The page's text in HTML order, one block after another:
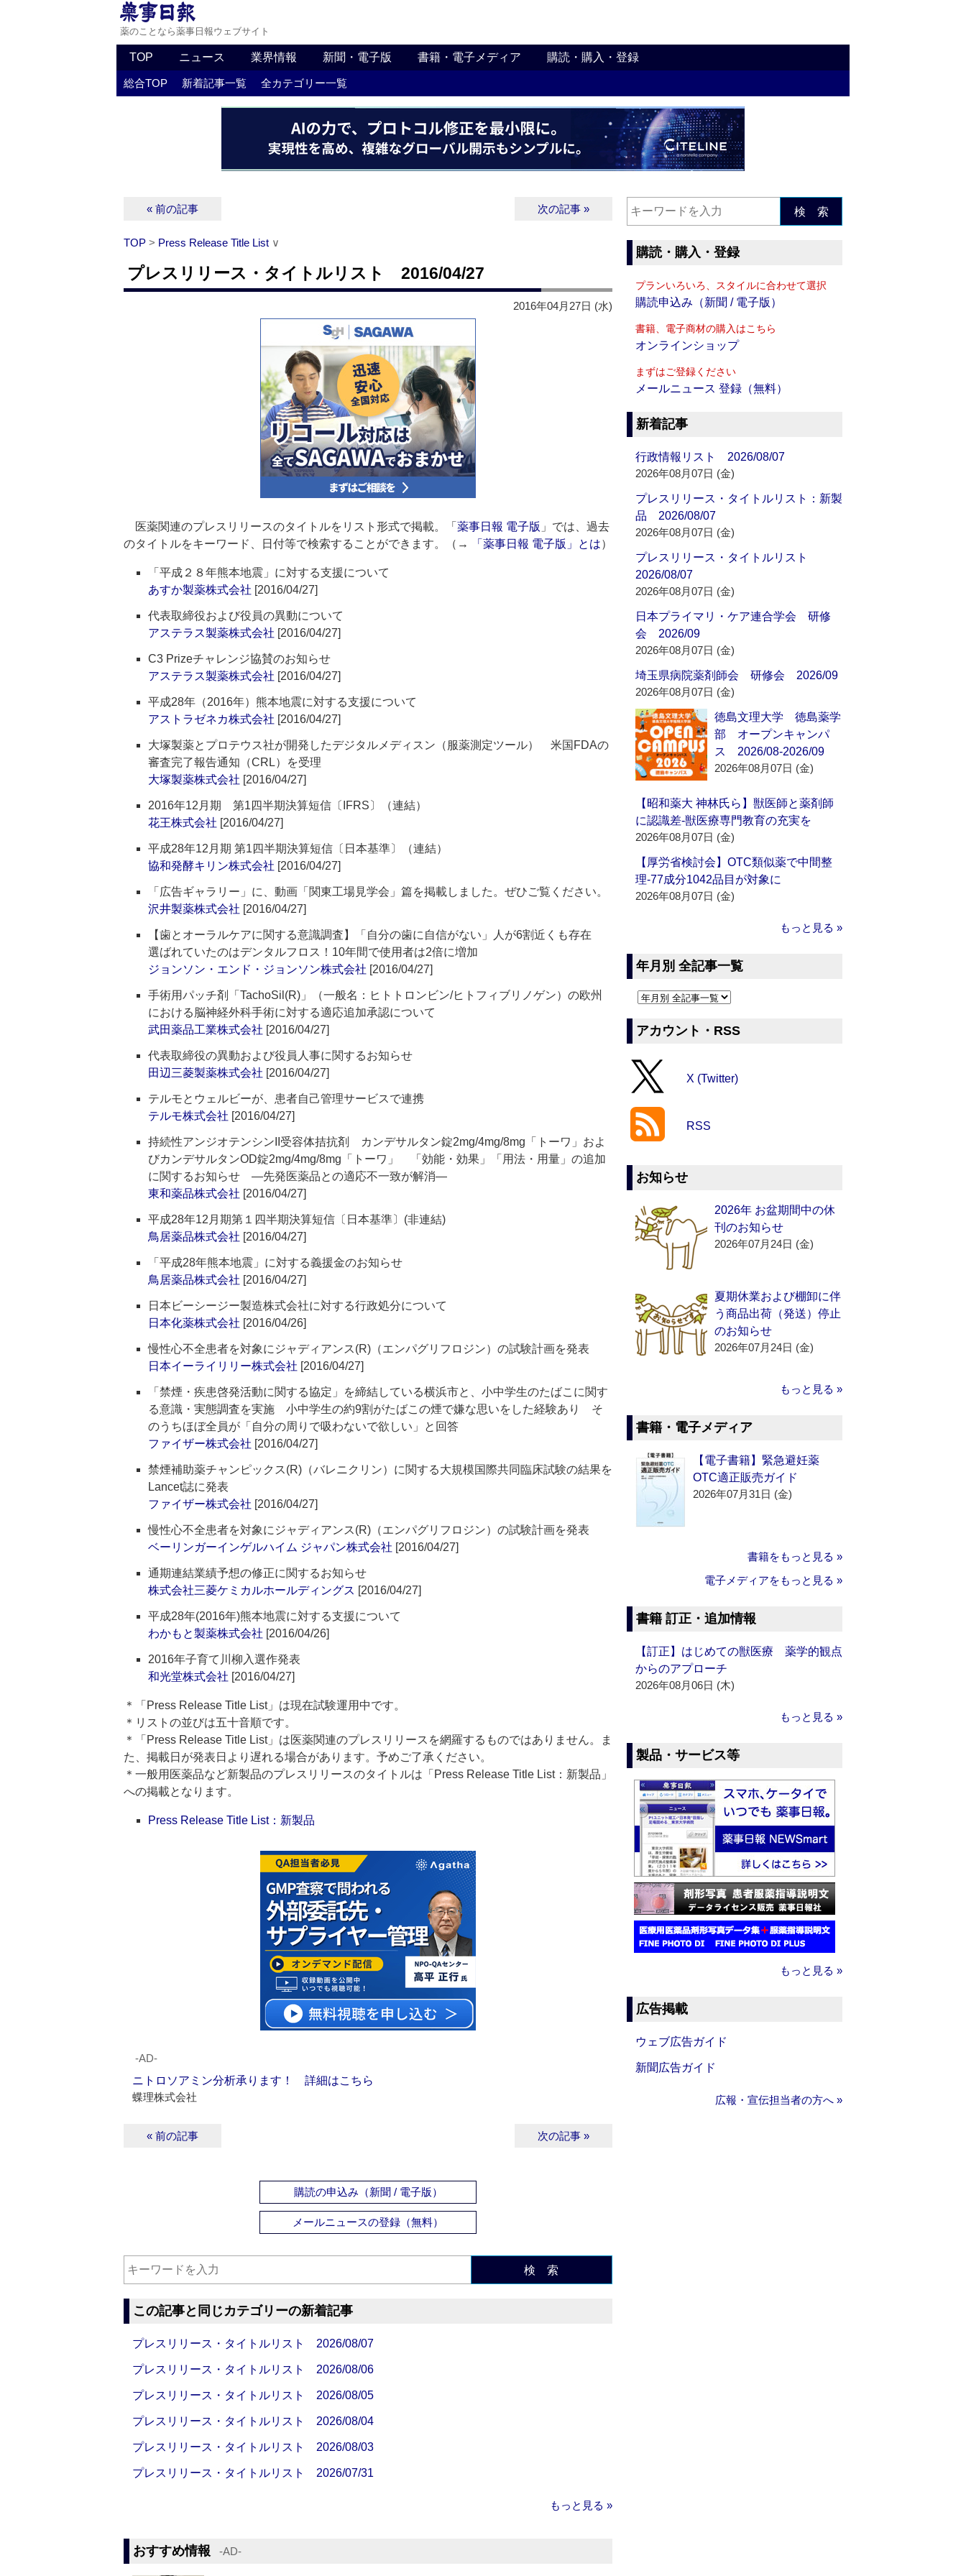
薬のことなら薬事日報ウェブサイト
TOP ニュース 業界情報 新聞・電子版 書籍・電子メディア 購読・購入・登録
総合TOP 新着記事一覧 全カテゴリー一覧
« 前の記事 次の記事 »
TOP > Press Release Title List ∨
プレスリリース・タイトルリスト 2016/04/27
2016年04月27日 (水)
医薬関連のプレスリリースのタイトルをリスト形式で掲載。「 薬事日報 電子版 」では、過去
のタイトルをキーワード、日付等で検索することができます。（→
「薬事日報 電子版」とは）
「平成２８年熊本地震」に対する支援について
あすか製薬株式会社 [2016/04/27]
代表取締役および役員の異動について
アステラス製薬株式会社 [2016/04/27]
C3 Prizeチャレンジ協賛のお知らせ
アステラス製薬株式会社 [2016/04/27]
平成28年（2016年）熊本地震に対する支援について
アストラゼネカ株式会社 [2016/04/27]
大塚製薬とプロテウス社が開発したデジタルメディスン（服薬測定ツール） 米国FDAの
審査完了報告通知（CRL）を受理
大塚製薬株式会社 [2016/04/27]
2016年12月期 第1四半期決算短信〔IFRS〕（連結）
花王株式会社 [2016/04/27]
平成28年12月期 第1四半期決算短信〔日本基準〕（連結）
協和発酵キリン株式会社 [2016/04/27]
「広告ギャラリー」に、動画「関東工場見学会」篇を掲載しました。ぜひご覧ください。
沢井製薬株式会社 [2016/04/27]
【歯とオーラルケアに関する意識調査】「自分の歯に自信がない」人が6割近くも存在
選ばれていたのはデンタルフロス！10年間で使用者は2倍に増加
ジョンソン・エンド・ジョンソン株式会社 [2016/04/27]
手術用パッチ剤「TachoSil(R)」（一般名：ヒトトロンビン/ヒトフィブリノゲン）の欧州
における脳神経外科手術に対する適応追加承認について
武田薬品工業株式会社 [2016/04/27]
代表取締役の異動および役員人事に関するお知らせ
田辺三菱製薬株式会社 [2016/04/27]
テルモとウェルビーが、患者自己管理サービスで連携
テルモ株式会社 [2016/04/27]
持続性アンジオテンシンII受容体拮抗剤 カンデサルタン錠2mg/4mg/8mg「トーワ」およ
びカンデサルタンOD錠2mg/4mg/8mg「トーワ」 「効能・効果」「用法・用量」の追加
に関するお知らせ ―先発医薬品との適応不一致が解消―
東和薬品株式会社 [2016/04/27]
平成28年12月期第１四半期決算短信〔日本基準〕(非連結)
鳥居薬品株式会社 [2016/04/27]
「平成28年熊本地震」に対する義援金のお知らせ
鳥居薬品株式会社 [2016/04/27]
日本ビーシージー製造株式会社に対する行政処分について
日本化薬株式会社 [2016/04/26]
慢性心不全患者を対象にジャディアンス(R)（エンパグリフロジン）の試験計画を発表
日本イーライリリー株式会社 [2016/04/27]
「禁煙・疾患啓発活動に関する協定」を締結している横浜市と、小中学生のたばこに関す
る意識・実態調査を実施 小中学生の約9割がたばこの煙で嫌な思いをした経験あり そ
のうちほぼ全員が「自分の周りで吸わないで欲しい」と回答
ファイザー株式会社 [2016/04/27]
禁煙補助薬チャンピックス(R)（バレニクリン）に関する大規模国際共同臨床試験の結果を
Lancet誌に発表
ファイザー株式会社 [2016/04/27]
慢性心不全患者を対象にジャディアンス(R)（エンパグリフロジン）の試験計画を発表
ベーリンガーインゲルハイム ジャパン株式会社 [2016/04/27]
通期連結業績予想の修正に関するお知らせ
株式会社三菱ケミカルホールディングス [2016/04/27]
平成28年(2016年)熊本地震に対する支援について
わかもと製薬株式会社 [2016/04/26]
2016年子育て川柳入選作発表
和光堂株式会社 [2016/04/27]
＊「Press Release Title List」は現在試験運用中です。
＊リストの並びは五十音順です。
＊「Press Release Title List」は医薬関連のプレスリリースを網羅するものではありません。ま
た、掲載日が発表日より遅れる場合があります。予めご了承ください。
＊一般用医薬品など新製品のプレスリリースのタイトルは「Press Release Title List：新製品」
への掲載となります。
Press Release Title List：新製品
‐AD‐
ニトロソアミン分析承ります！ 詳細はこちら
蝶理株式会社
« 前の記事 次の記事 »
購読の申込み（新聞 / 電子版）
メールニュースの登録（無料）
検 索
この記事と同じカテゴリーの新着記事
プレスリリース・タイトルリスト 2026/08/07
プレスリリース・タイトルリスト 2026/08/06
プレスリリース・タイトルリスト 2026/08/05
プレスリリース・タイトルリスト 2026/08/04
プレスリリース・タイトルリスト 2026/08/03
プレスリリース・タイトルリスト 2026/07/31
もっと見る »
おすすめ情報 ‐AD‐
検 索
購読・購入・登録
プランいろいろ、スタイルに合わせて選択
購読申込み（新聞 / 電子版）
書籍、電子商材の購入はこちら
オンラインショップ
まずはご登録ください
メールニュース 登録（無料）
新着記事
行政情報リスト 2026/08/07
2026年08月07日 (金)
プレスリリース・タイトルリスト：新製
品 2026/08/07
2026年08月07日 (金)
プレスリリース・タイトルリスト
2026/08/07
2026年08月07日 (金)
日本プライマリ・ケア連合学会 研修
会 2026/09
2026年08月07日 (金)
埼玉県病院薬剤師会 研修会 2026/09
2026年08月07日 (金)
徳島文理大学 徳島薬学
部 オープンキャンパ
ス 2026/08-2026/09
2026年08月07日 (金)
【昭和薬大 神林氏ら】獣医師と薬剤師
に認識差‐獣医療専門教育の充実を
2026年08月07日 (金)
【厚労省検討会】OTC類似薬で中間整
理‐77成分1042品目が対象に
2026年08月07日 (金)
もっと見る »
年月別 全記事一覧
アカウント・RSS
X (Twitter)
RSS
お知らせ
2026年 お盆期間中の休
刊のお知らせ
2026年07月24日 (金)
夏期休業および棚卸に伴
う商品出荷（発送）停止
のお知らせ
2026年07月24日 (金)
もっと見る »
書籍・電子メディア
【電子書籍】緊急避妊薬
OTC適正販売ガイド
2026年07月31日 (金)
書籍をもっと見る »
電子メディアをもっと見る »
書籍 訂正・追加情報
【訂正】はじめての獣医療 薬学的観点
からのアプローチ
2026年08月06日 (木)
もっと見る »
製品・サービス等
もっと見る »
広告掲載
ウェブ広告ガイド
新聞広告ガイド
広報・宣伝担当者の方へ »